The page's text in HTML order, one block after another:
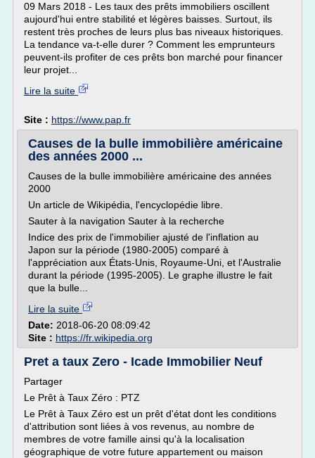
09 Mars 2018 - Les taux des prêts immobiliers oscillent
aujourd'hui entre stabilité et légères baisses. Surtout, ils
restent très proches de leurs plus bas niveaux historiques.
La tendance va-t-elle durer ? Comment les emprunteurs
peuvent-ils profiter de ces prêts bon marché pour financer
leur projet...
Lire la suite
Site : https://www.pap.fr
Causes de la bulle immobilière américaine
des années 2000 ...
Causes de la bulle immobilière américaine des années
2000
Un article de Wikipédia, l'encyclopédie libre.
Sauter à la navigation Sauter à la recherche
Indice des prix de l'immobilier ajusté de l'inflation au
Japon sur la période (1980-2005) comparé à
l'appréciation aux États-Unis, Royaume-Uni, et l'Australie
durant la période (1995-2005). Le graphe illustre le fait
que la bulle...
Lire la suite
Date: 2018-06-20 08:09:42
Site : https://fr.wikipedia.org
Pret a taux Zero - Icade Immobilier Neuf
Partager
Le Prêt à Taux Zéro : PTZ
Le Prêt à Taux Zéro est un prêt d'état dont les conditions
d'attribution sont liées à vos revenus, au nombre de
membres de votre famille ainsi qu'à la localisation
géographique de votre future appartement ou maison